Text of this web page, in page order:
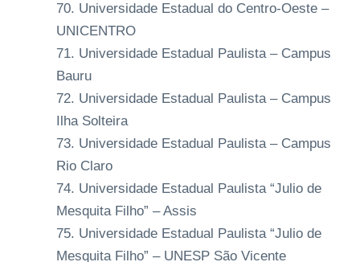
Universidade Estadual do Centro-Oeste –
UNICENTRO
Universidade Estadual Paulista – Campus
Bauru
Universidade Estadual Paulista – Campus
Ilha Solteira
Universidade Estadual Paulista – Campus
Rio Claro
Universidade Estadual Paulista “Julio de
Mesquita Filho” – Assis
Universidade Estadual Paulista “Julio de
Mesquita Filho” – UNESP São Vicente